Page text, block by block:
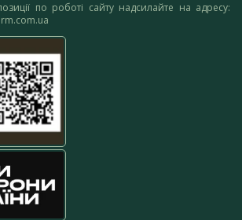
по роботі сайту надсилайте на адресу: